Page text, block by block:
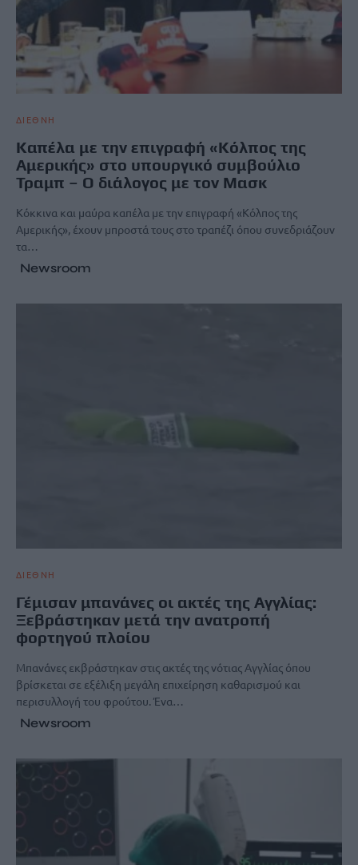
ΔΙΕΘΝΗ
Καπέλα με την επιγραφή «Κόλπος της
Αμερικής» στο υπουργικό συμβούλιο
Τραμπ – Ο διάλογος με τον Μασκ
Κόκκινα και μαύρα καπέλα με την επιγραφή «Κόλπος της
Αμερικής», έχουν μπροστά τους στο τραπέζι όπου συνεδριάζουν
τα…
Newsroom
ΔΙΕΘΝΗ
Γέμισαν μπανάνες οι ακτές της Αγγλίας:
Ξεβράστηκαν μετά την ανατροπή
φορτηγού πλοίου
Μπανάνες εκβράστηκαν στις ακτές της νότιας Αγγλίας όπου
βρίσκεται σε εξέλιξη μεγάλη επιχείρηση καθαρισμού και
περισυλλογή του φρούτου. Ένα…
Newsroom